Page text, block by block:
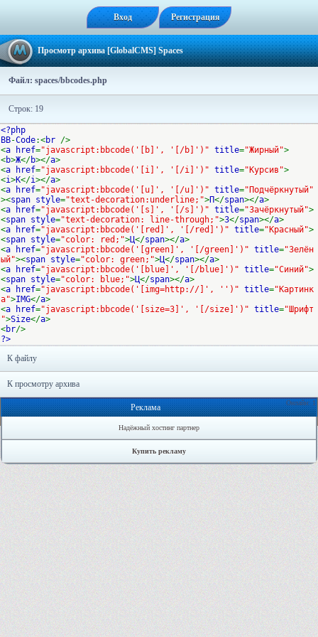
Вход Регистрация
Просмотр архива [GlobalCMS] Spaces
Файл: spaces/bbcodes.php
Строк: 19
<?php
BB-Code:<br />
<a href="javascript:bbcode('[b]', '[/b]')" title="Жирный">
<b>Ж</b></a>
<a href="javascript:bbcode('[i]', '[/i]')" title="Курсив">
<i>К</i></a>
<a href="javascript:bbcode('[u]', '[/u]')" title="Подчёркнутый"
><span style="text-decoration:underline;">П</span></a>
<a href="javascript:bbcode('[s]', '[/s]')" title="Зачёркнутый">
<span style="text-decoration: line-through;">З</span></a>
<a href="javascript:bbcode('[red]', '[/red]')" title="Красный">
<span style="color: red;">Ц</span></a>
<a href="javascript:bbcode('[green]', '[/green]')" title="Зелён
ый"><span style="color: green;">Ц</span></a>
<a href="javascript:bbcode('[blue]', '[/blue]')" title="Синий">
<span style="color: blue;">Ц</span></a>
<a href="javascript:bbcode('[img=http://]', '')" title="Картинк
а">IMG</a>
<a href="javascript:bbcode('[size=3]', '[/size]')" title="Шрифт
">Size</a>
<br/>
?>
К файлу
К просмотру архива
Онлайн: 1
Реклама
Надёжный хостинг партнер
Купить рекламу